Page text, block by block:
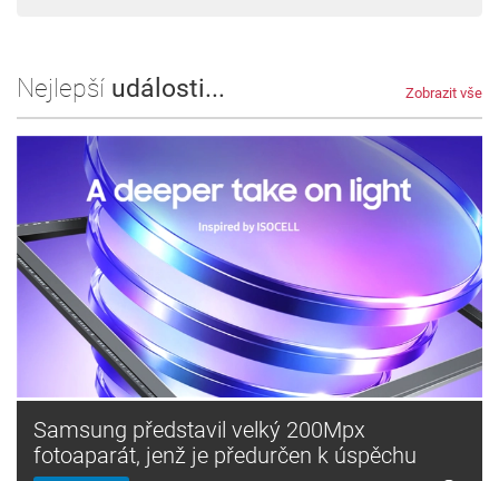
Nejlepší události... Zobrazit vše
Samsung představil velký 200Mpx
fotoaparát, jenž je předurčen k úspěchu